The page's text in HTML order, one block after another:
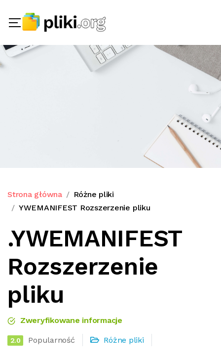
Strona główna
Różne pliki
YWEMANIFEST Rozszerzenie pliku
.YWEMANIFEST
Rozszerzenie
pliku
Zweryfikowane informacje
2.0 Popularność Różne pliki